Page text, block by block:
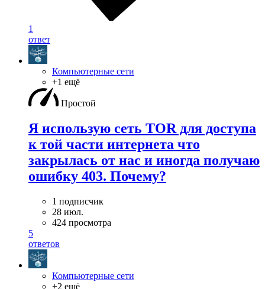
1
ответ
Компьютерные сети
+1 ещё
Простой
Я использую сеть TOR для доступа
к той части интернета что
закрылась от нас и иногда получаю
ошибку 403. Почему?
1 подписчик
28 июл.
424 просмотра
5
ответов
Компьютерные сети
+2 ещё